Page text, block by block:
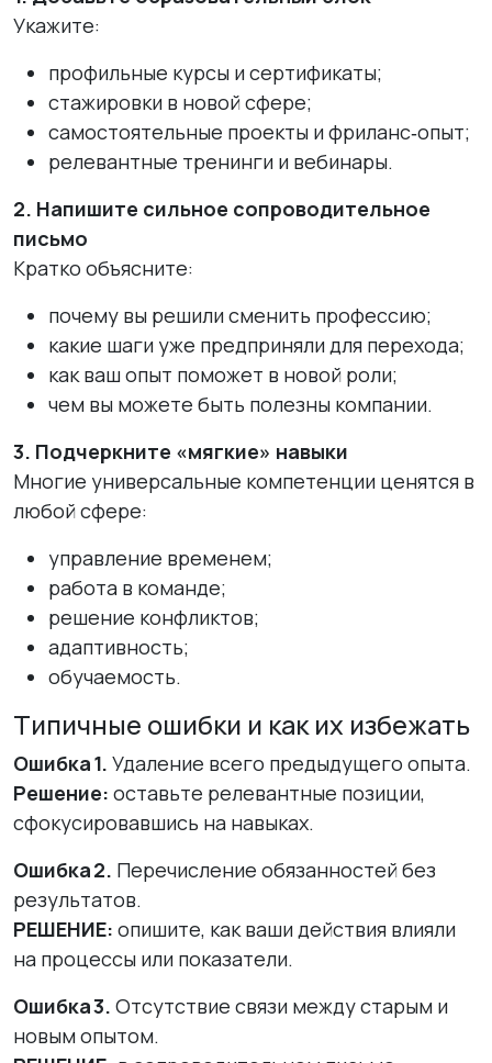
Укажите:
профильные курсы и сертификаты;
стажировки в новой сфере;
самостоятельные проекты и фриланс‑опыт;
релевантные тренинги и вебинары.
2. Напишите сильное сопроводительное
письмо
Кратко объясните:
почему вы решили сменить профессию;
какие шаги уже предприняли для перехода;
как ваш опыт поможет в новой роли;
чем вы можете быть полезны компании.
3. Подчеркните «мягкие» навыки
Многие универсальные компетенции ценятся в
любой сфере:
управление временем;
работа в команде;
решение конфликтов;
адаптивность;
обучаемость.
Типичные ошибки и как их избежать
Ошибка 1. Удаление всего предыдущего опыта.
Решение: оставьте релевантные позиции,
сфокусировавшись на навыках.
Ошибка 2. Перечисление обязанностей без
результатов.
РЕШЕНИЕ: опишите, как ваши действия влияли
на процессы или показатели.
Ошибка 3. Отсутствие связи между старым и
новым опытом.